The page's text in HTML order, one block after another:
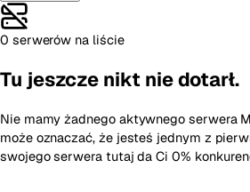
0 serwerów na liście
Tu jeszcze nikt nie dotarł.
Nie mamy żadnego aktywnego serwera
może oznaczać, że jesteś jednym z
swojego serwera tutaj da Ci 0%